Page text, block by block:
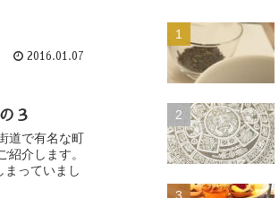
2016.01.07
３
道で有名な町
介します。
まっていまし